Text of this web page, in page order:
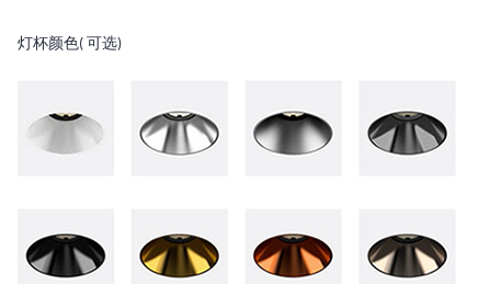
灯杯颜色( 可选)